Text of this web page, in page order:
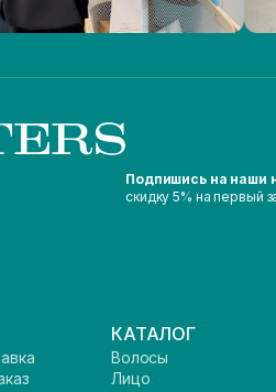
Подпишись на наши
скидку 5% на первый
КАТАЛОГ
Волосы
Лицо